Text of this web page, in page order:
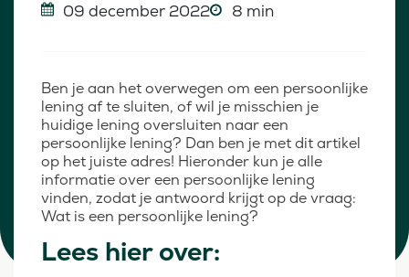
09 december 2022 8 min
Ben je aan het overwegen om een persoonlijke
lening af te sluiten, of wil je misschien je
huidige lening oversluiten naar een
persoonlijke lening? Dan ben je met dit artikel
op het juiste adres! Hieronder kun je alle
informatie over een persoonlijke lening
vinden, zodat je antwoord krijgt op de vraag:
Wat is een persoonlijke lening?
Lees hier over: